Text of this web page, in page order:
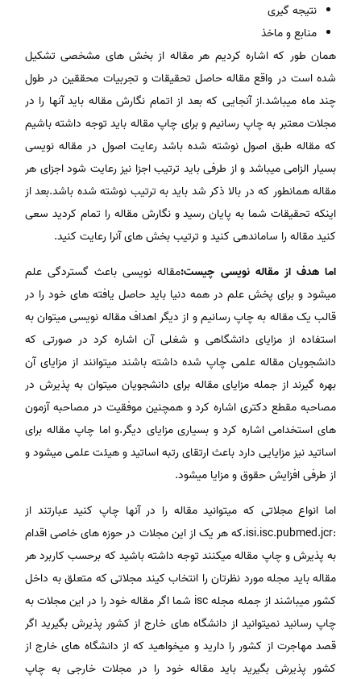
نتیجه گیری
منابع و ماخذ
همان طور که اشاره کردیم هر مقاله از بخش های مشخصی تشکیل
شده است در واقع مقاله حاصل تحقیقات و تجربیات محققین در طول
چند ماه میباشد.از آنجایی که بعد از اتمام نگارش مقاله باید آنها را در
مجلات معتبر به چاپ رسانیم و برای چاپ مقاله باید توجه داشته باشیم
که مقاله طبق اصول نوشته شده باشد رعایت اصول در مقاله نویسی
بسیار الزامی میباشد و از طرفی باید ترتیب اجزا نیز رعایت شود اجزای هر
مقاله همانطور که در بالا ذکر شد باید به ترتیب نوشته شده باشد.بعد از
اینکه تحقیقات شما به پایان رسید و نگارش مقاله را تمام کردید سعی
کنید مقاله را ساماندهی کنید و ترتیب بخش های آنرا رعایت کنید.
اما هدف از مقاله نویسی چیست:مقاله نویسی باعث گستردگی علم
میشود و برای پخش علم در همه دنیا باید حاصل یافته های خود را در
قالب یک مقاله به چاپ رسانیم و از دیگر اهداف مقاله نویسی میتوان به
استفاده از مزایای دانشگاهی و شغلی آن اشاره کرد در صورتی که
دانشجویان مقاله علمی چاپ شده داشته باشند میتوانند از مزایای آن
بهره گیرند از جمله مزایای مقاله برای دانشجویان میتوان به پذیرش در
مصاحبه مقطع دکتری اشاره کرد و همچنین موفقیت در مصاحبه آزمون
های استخدامی اشاره کرد و بسیاری مزایای دیگر.و اما چاپ مقاله برای
اساتید نیز مزایایی دارد باعث ارتقای رتبه اساتید و هیئت علمی میشود و
از طرفی افزایش حقوق و مزایا میشود.
اما انواع مجلاتی که میتوانید مقاله را در آنها چاپ کنید عبارتند از
:isi.isc.pubmed.jcr.که هر یک از این مجلات در حوزه های خاصی اقدام
به پذیرش و چاپ مقاله میکنند توجه داشته باشید که برحسب کاربرد هر
مقاله باید مجله مورد نظرتان را انتخاب کیند مجلاتی که متعلق به داخل
کشور میباشند از جمله مجله isc شما اگر مقاله خود را در این مجلات به
چاپ رسانید نمیتوانید از دانشگاه های خارج از کشور پذیرش بگیرید اگر
قصد مهاجرت از کشور را دارید و میخواهید که از دانشگاه های خارج از
کشور پذیرش بگیرید باید مقاله خود را در مجلات خارجی به چاپ